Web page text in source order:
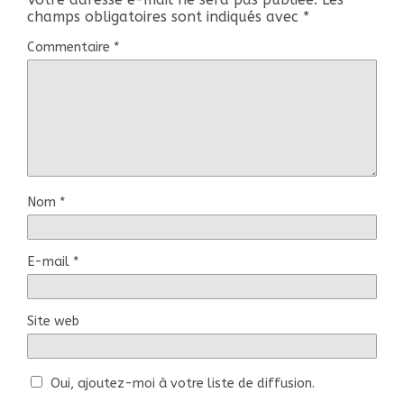
champs obligatoires sont indiqués avec *
Commentaire *
Nom *
E-mail *
Site web
Oui, ajoutez-moi à votre liste de diffusion.